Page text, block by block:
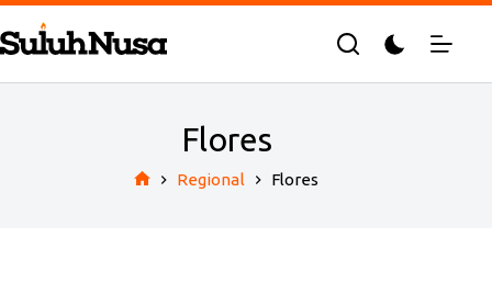
Skip
to
content
Flores
Regional Flores